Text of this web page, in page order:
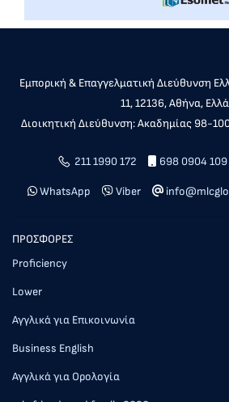
Εμπορική & Επαγγελματική Διεύθυνση
11, 12136, Αθήνα,
Διοικητική Διεύθυνση: Ακαδημίας 98-
211 1990 172 698 0904 109
WhatsApp Viber
ΠΡΟΣΦΟΡΕΣ
Proficiency
Lower
Αγγλικά για Επικοινωνία
Business English
Αγγλικά για Ορολογία